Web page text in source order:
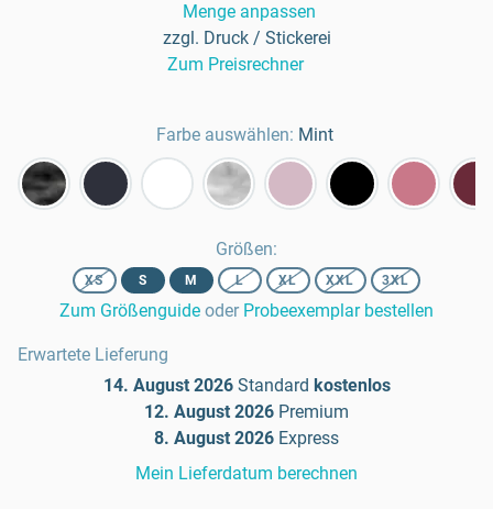
Menge anpassen
zzgl. Druck / Stickerei
Zum Preisrechner
Farbe auswählen: Mint
Größen:
XS S M L XL XXL 3XL
Zum Größenguide oder Probeexemplar bestellen
Erwartete Lieferung
14. August 2026 Standard kostenlos
12. August 2026 Premium
8. August 2026 Express
Mein Lieferdatum berechnen